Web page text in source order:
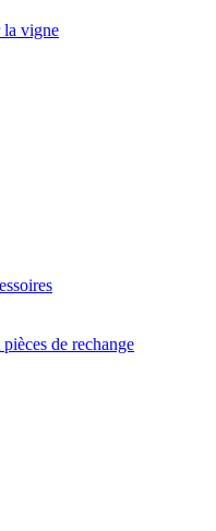
la vigne
de rechange